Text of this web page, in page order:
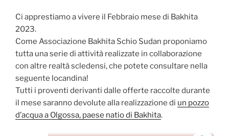
Ci apprestiamo a vivere il Febbraio mese di Bakhita
2023.
Come Associazione Bakhita Schio Sudan proponiamo
tutta una serie di attività realizzate in collaborazione
con altre realtà scledensi, che potete consultare nella
seguente locandina!
Tutti i proventi derivanti dalle offerte raccolte durante
il mese saranno devolute alla realizzazione di un pozzo
d’acqua a Olgossa, paese natio di Bakhita.